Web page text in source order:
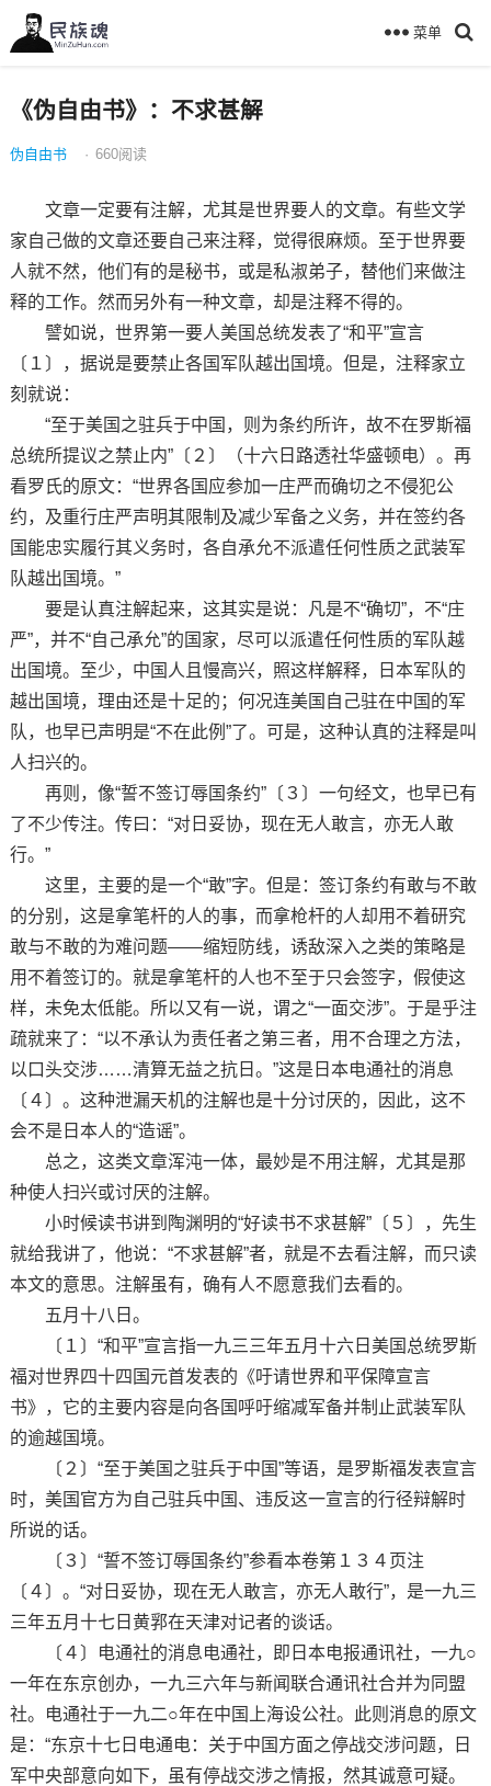
菜单
《伪自由书》：不求甚解
伪自由书 · 660阅读
文章一定要有注解，尤其是世界要人的文章。有些文学
家自己做的文章还要自己来注释，觉得很麻烦。至于世界要
人就不然，他们有的是秘书，或是私淑弟子，替他们来做注
释的工作。然而另外有一种文章，却是注释不得的。
譬如说，世界第一要人美国总统发表了“和平”宣言
〔１〕，据说是要禁止各国军队越出国境。但是，注释家立
刻就说：
“至于美国之驻兵于中国，则为条约所许，故不在罗斯福
总统所提议之禁止内”〔２〕（十六日路透社华盛顿电）。再
看罗氏的原文：“世界各国应参加一庄严而确切之不侵犯公
约，及重行庄严声明其限制及减少军备之义务，并在签约各
国能忠实履行其义务时，各自承允不派遣任何性质之武装军
队越出国境。”
要是认真注解起来，这其实是说：凡是不“确切”，不“庄
严”，并不“自己承允”的国家，尽可以派遣任何性质的军队越
出国境。至少，中国人且慢高兴，照这样解释，日本军队的
越出国境，理由还是十足的；何况连美国自己驻在中国的军
队，也早已声明是“不在此例”了。可是，这种认真的注释是叫
人扫兴的。
再则，像“誓不签订辱国条约”〔３〕一句经文，也早已有
了不少传注。传曰：“对日妥协，现在无人敢言，亦无人敢
行。”
这里，主要的是一个“敢”字。但是：签订条约有敢与不敢
的分别，这是拿笔杆的人的事，而拿枪杆的人却用不着研究
敢与不敢的为难问题——缩短防线，诱敌深入之类的策略是
用不着签订的。就是拿笔杆的人也不至于只会签字，假使这
样，未免太低能。所以又有一说，谓之“一面交涉”。于是乎注
疏就来了：“以不承认为责任者之第三者，用不合理之方法，
以口头交涉……清算无益之抗日。”这是日本电通社的消息
〔４〕。这种泄漏天机的注解也是十分讨厌的，因此，这不
会不是日本人的“造谣”。
总之，这类文章浑沌一体，最妙是不用注解，尤其是那
种使人扫兴或讨厌的注解。
小时候读书讲到陶渊明的“好读书不求甚解”〔５〕，先生
就给我讲了，他说：“不求甚解”者，就是不去看注解，而只读
本文的意思。注解虽有，确有人不愿意我们去看的。
五月十八日。
〔１〕“和平”宣言指一九三三年五月十六日美国总统罗斯
福对世界四十四国元首发表的《吁请世界和平保障宣言
书》，它的主要内容是向各国呼吁缩减军备并制止武装军队
的逾越国境。
〔２〕“至于美国之驻兵于中国”等语，是罗斯福发表宣言
时，美国官方为自己驻兵中国、违反这一宣言的行径辩解时
所说的话。
〔３〕“誓不签订辱国条约”参看本卷第１３４页注
〔４〕。“对日妥协，现在无人敢言，亦无人敢行”，是一九三
三年五月十七日黄郛在天津对记者的谈话。
〔４〕电通社的消息电通社，即日本电报通讯社，一九○
一年在东京创办，一九三六年与新闻联合通讯社合并为同盟
社。电通社于一九二○年在中国上海设公社。此则消息的原文
是：“东京十七日电通电：关于中国方面之停战交涉问题，日
军中央部意向如下，虽有停战交涉之情报，然其诚意可疑。